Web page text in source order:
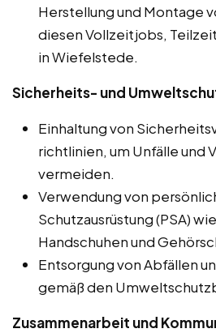
Herstellung und Montage
diesen Vollzeitjobs,
in Wiefelstede.
Sicherheits- und
Einhaltung von
richtlinien, um Unfälle und
vermeiden.
Verwendung von
Schutzausrüstung (PSA)
Handschuhen und
Entsorgung von Abfällen
gemäß den
Zusammenarbeit und